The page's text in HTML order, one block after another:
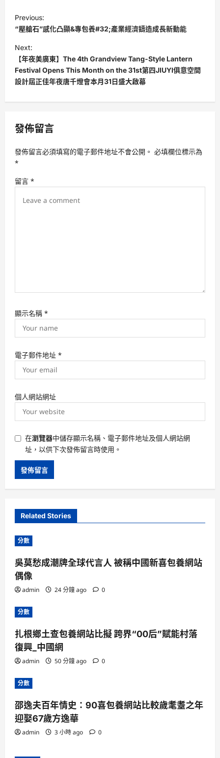
o
s
n
a
v
g
a
t
i
Previous:
“壓艙石”感化凸顯&專包養#32;產業經濟鑄造成長新動能
Next:
【年夜美廣東】The 4th Grandview Tang-Style Lantern
Festival Opens This Month on the 31st第四JIUYI俱意空間
設計屆正佳年夜唐千燈會本月31日盛大啟幕
發佈留言
發佈留言必須填寫的電子郵件地址不會公開。 必填欄位標示為
*
留言 *
顯示名稱 *
電子郵件地址 *
個人網站網址
在瀏覽器中儲存顯示名稱、電子郵件地址及個人網站網
址，以供下次發佈留言時使用。
Related Stories
分數
吳莫愁成潮牌全球代言人 被稱中國新喜包養網站
偶像
admin 24 分鐘 ago 0
分數
扎根鄉土查包養網站比擬 跨界“00后”賦能村落
復興_中國網
admin 50 分鐘 ago 0
分數
邵逸夫百年情史：90喜包養網站比較歲耄耋之年
迎娶67歲方逸華
admin 3 小時 ago 0